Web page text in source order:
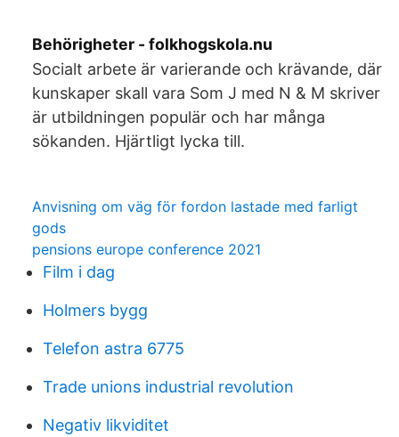
Behörigheter - folkhogskola.nu
Socialt arbete är varierande och krävande, där
kunskaper skall vara Som J med N & M skriver
är utbildningen populär och har många
sökanden. Hjärtligt lycka till.
Anvisning om väg för fordon lastade med farligt
gods
pensions europe conference 2021
Film i dag
Holmers bygg
Telefon astra 6775
Trade unions industrial revolution
Negativ likviditet